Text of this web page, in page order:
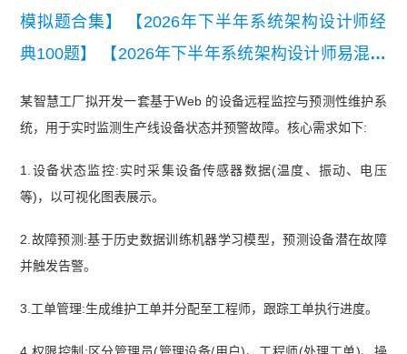
模拟题合集】
【2026年下半年系统架构设计师经
典100题】
【2026年下半年系统架构设计师易混淆
查清单】
【2026年下半年系统架构设计师三色笔
师备考前期摸底测试卷【入门自测必备】】 【202
版】 【【近7年真题】2020-2026上半年系统架构
设计师真题汇总】
真题及答案解析】 【2026年5月23日架构综合知识
某智慧工厂拟开发一套基于Web 的设备远程监控与预测性维护系
统，用于实时监测生产线设备状态并预警故障。核心需求如下:
1.设备状态监控:实时采集设备传感器数据(温度、振动、电压
等)，以可视化图表展示。
2.故障预测:基于历史数据训练机器学习模型，预测设备潜在故障
并触发告警。
3.工单管理:生成维护工单并分配至工程师，跟踪工单执行进度。